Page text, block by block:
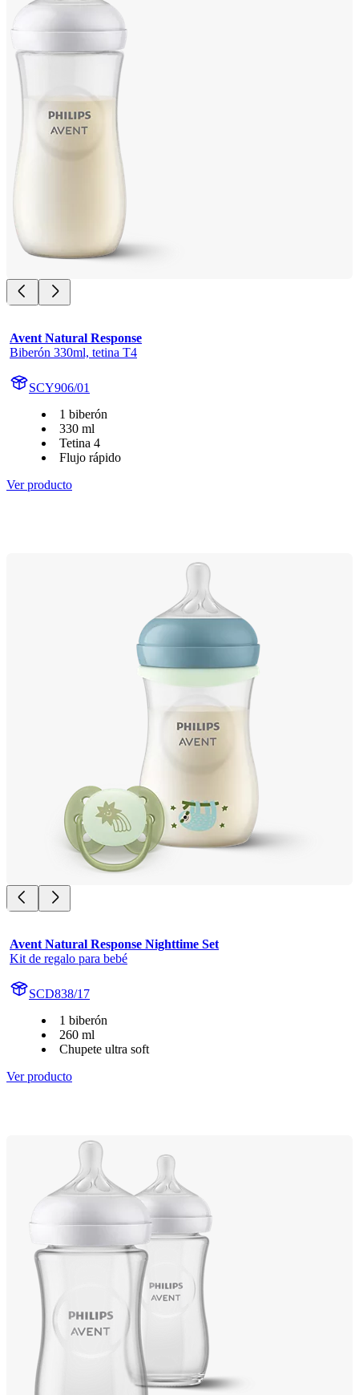
Avent Natural Response
Biberón 330ml, tetina T4
SCY906/01
1 biberón
330 ml
Tetina 4
Flujo rápido
Ver producto
Avent Natural Response Nighttime Set
Kit de regalo para bebé
SCD838/17
1 biberón
260 ml
Chupete ultra soft
Ver producto